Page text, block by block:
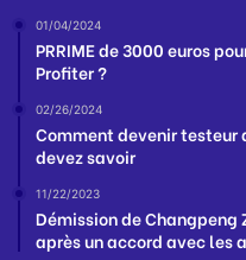
01/04/2024
PRRIME de 3000 euros
Profiter ?
02/26/2024
Comment devenir testeur
devez savoir
11/22/2023
Démission de Changpeng
après un accord avec les